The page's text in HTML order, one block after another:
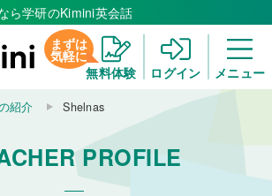
ら学研のKimini英会話
まずは
気軽に
無料体験
ログイン メニュー
紹介 Shelnas
PROFILE